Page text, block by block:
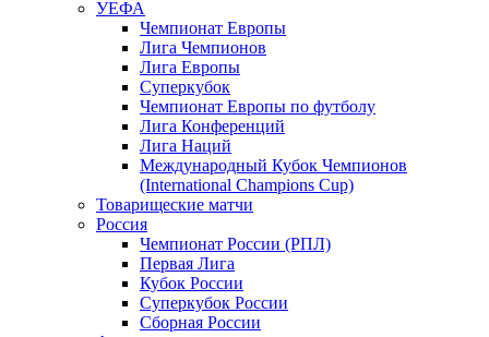
УЕФА
Чемпионат Европы
Лига Чемпионов
Лига Европы
Суперкубок
Чемпионат Европы по футболу
Лига Конференций
Лига Наций
Международный Кубок Чемпионов
(International Champions Cup)
Товарищеские матчи
Россия
Чемпионат России (РПЛ)
Первая Лига
Кубок России
Суперкубок России
Сборная России